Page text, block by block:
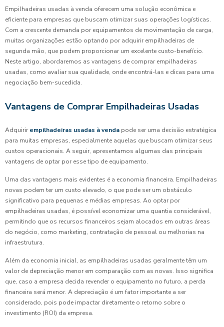
Empilhadeiras usadas à venda oferecem uma solução econômica e
eficiente para empresas que buscam otimizar suas operações logísticas.
Com a crescente demanda por equipamentos de movimentação de carga,
muitas organizações estão optando por adquirir empilhadeiras de
segunda mão, que podem proporcionar um excelente custo-benefício.
Neste artigo, abordaremos as vantagens de comprar empilhadeiras
usadas, como avaliar sua qualidade, onde encontrá-las e dicas para uma
negociação bem-sucedida.
Vantagens de Comprar Empilhadeiras Usadas
Adquirir empilhadeiras usadas à venda pode ser uma decisão estratégica
para muitas empresas, especialmente aquelas que buscam otimizar seus
custos operacionais. A seguir, apresentamos algumas das principais
vantagens de optar por esse tipo de equipamento.
Uma das vantagens mais evidentes é a economia financeira. Empilhadeiras
novas podem ter um custo elevado, o que pode ser um obstáculo
significativo para pequenas e médias empresas. Ao optar por
empilhadeiras usadas, é possível economizar uma quantia considerável,
permitindo que os recursos financeiros sejam alocados em outras áreas
do negócio, como marketing, contratação de pessoal ou melhorias na
infraestrutura.
Além da economia inicial, as empilhadeiras usadas geralmente têm um
valor de depreciação menor em comparação com as novas. Isso significa
que, caso a empresa decida revender o equipamento no futuro, a perda
financeira será menor. A depreciação é um fator importante a ser
considerado, pois pode impactar diretamente o retorno sobre o
investimento (ROI) da empresa.